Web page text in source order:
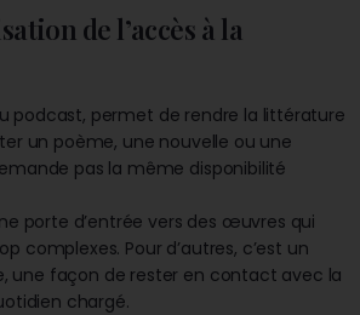
de l’accès à la
podcast, permet de rendre la littérature
un poème, une nouvelle ou une
pas la même disponibilité
porte d’entrée vers des œuvres qui
complexes. Pour d’autres, c’est un
une façon de rester en contact avec la
chargé.